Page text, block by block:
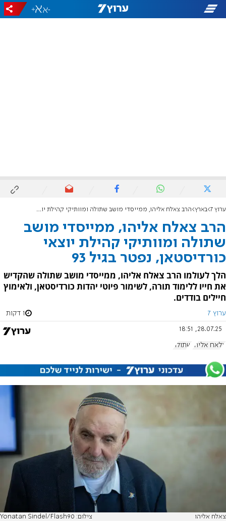
-
+
ערוץ 7 בארץ הרב צאלח אליהו, ממייסדי מושב שתולה ומוותיקי קהילת יוצאי כורדיסטאן, נפטר בגיל 93
הרב צאלח אליהו, ממייסדי מושב
שתולה ומוותיקי קהילת יוצאי
כורדיסטאן, נפטר בגיל 93
הלך לעולמו הרב צאלח אליהו, ממייסדי מושב שתולה שהקדיש
את חייו ללימוד תורה, לשימור פיוטי יהדות כורדיסטאן, ולאימוץ
חיילים בודדים.
ערוץ 7 1 דקות
28.07.25, 18:51
צלאח אליהו שתולה
צאלח אליהו צילום: Yonatan Sindel/Flash90